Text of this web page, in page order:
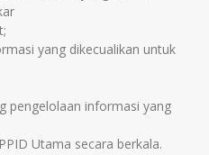
yang dikecualikan untuk
pengelolaan informasi yang
Utama secara berkala.